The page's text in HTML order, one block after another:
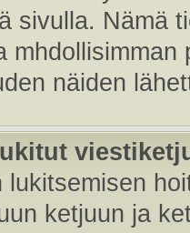
sivulla. Nämä
näiden
lukitsemisen
ketjuun ja